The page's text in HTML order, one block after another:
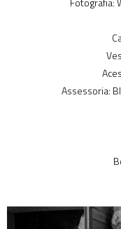
Assessoria: